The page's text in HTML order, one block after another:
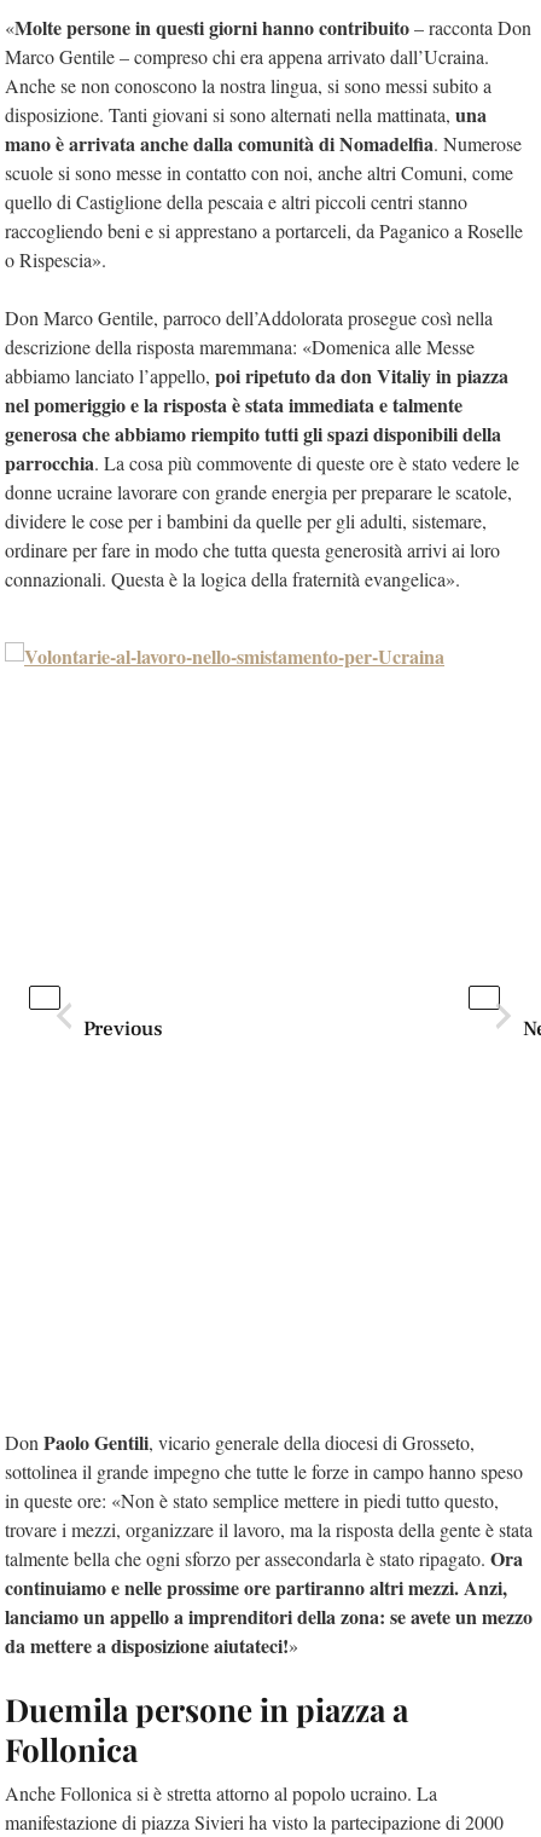
«Molte persone in questi giorni hanno contribuito– racconta Don
Marco Gentile – compreso chi era appena arrivato dall’Ucraina.
Anche se non conoscono la nostra lingua, si sono messi subito a
disposizione. Tanti giovani si sono alternati nella mattinata, una
mano è arrivata anche dalla comunità di Nomadelfia. Numerose
scuole si sono messe in contatto con noi, anche altri Comuni, come
quello di Castiglione della pescaia e altri piccoli centri stanno
raccogliendo beni e si apprestano a portarceli, da Paganico a Roselle
o Rispescia».
Don Marco Gentile, parroco dell’Addolorata prosegue così nella
descrizione della risposta maremmana: «Domenica alle Messe
abbiamo lanciato l’appello, poi ripetuto da don Vitaliy in piazza
nel pomeriggio e la risposta è stata immediata e talmente
generosa che abbiamo riempito tutti gli spazi disponibili della
parrocchia. La cosa più commovente di queste ore è stato vedere le
donne ucraine lavorare con grande energia per preparare le scatole,
dividere le cose per i bambini da quelle per gli adulti, sistemare,
ordinare per fare in modo che tutta questa generosità arrivi ai loro
connazionali. Questa è la logica della fraternità evangelica».
Previous
DonPaolo Gentili, vicario generale della diocesi di Grosseto,
sottolinea il grande impegno che tutte le forze in campo hanno speso
in queste ore: «Non è stato semplice mettere in piedi tutto questo,
trovare i mezzi, organizzare il lavoro, ma la risposta della gente è stata
talmente bella che ogni sforzo per assecondarla è stato ripagato. Ora
continuiamo e nelle prossime ore partiranno altri mezzi. Anzi,
lanciamo un appello a imprenditori della zona: se avete un mezzo
da mettere a disposizione aiutateci!»
Duemila persone in piazza a
Follonica
Anche Follonica si è stretta attorno al popolo ucraino. La
manifestazione di piazza Sivieri ha visto la partecipazione di 2000